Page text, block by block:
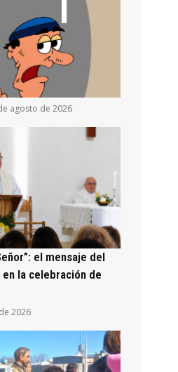
agosto de 2026
el mensaje del
la celebración de
2026